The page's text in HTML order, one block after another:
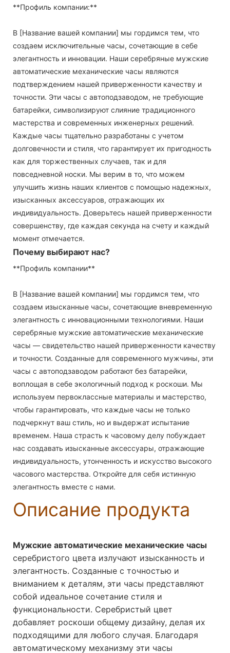
**Профиль компании:**
В [Название вашей компании] мы гордимся тем, что
создаем исключительные часы, сочетающие в себе
элегантность и инновации. Наши серебряные мужские
автоматические механические часы являются
подтверждением нашей приверженности качеству и
точности. Эти часы с автоподзаводом, не требующие
батарейки, символизируют слияние традиционного
мастерства и современных инженерных решений.
Каждые часы тщательно разработаны с учетом
долговечности и стиля, что гарантирует их пригодность
как для торжественных случаев, так и для
повседневной носки. Мы верим в то, что можем
улучшить жизнь наших клиентов с помощью надежных,
изысканных аксессуаров, отражающих их
индивидуальность. Доверьтесь нашей приверженности
совершенству, где каждая секунда на счету и каждый
момент отмечается.
Почему выбирают нас?
**Профиль компании**
В [Название вашей компании] мы гордимся тем, что
создаем изысканные часы, сочетающие вневременную
элегантность с инновационными технологиями. Наши
серебряные мужские автоматические механические
часы — свидетельство нашей приверженности качеству
и точности. Созданные для современного мужчины, эти
часы с автоподзаводом работают без батарейки,
воплощая в себе экологичный подход к роскоши. Мы
используем первоклассные материалы и мастерство,
чтобы гарантировать, что каждые часы не только
подчеркнут ваш стиль, но и выдержат испытание
временем. Наша страсть к часовому делу побуждает
нас создавать изысканные аксессуары, отражающие
индивидуальность, утонченность и искусство высокого
часового мастерства. Откройте для себя истинную
элегантность вместе с нами.
Описание продукта
Мужские автоматические механические часы
серебристого цвета излучают изысканность и
элегантность. Созданные с точностью и
вниманием к деталям, эти часы представляют
собой идеальное сочетание стиля и
функциональности. Серебристый цвет
добавляет роскоши общему дизайну, делая их
подходящими для любого случая. Благодаря
автоматическому механизму эти часы